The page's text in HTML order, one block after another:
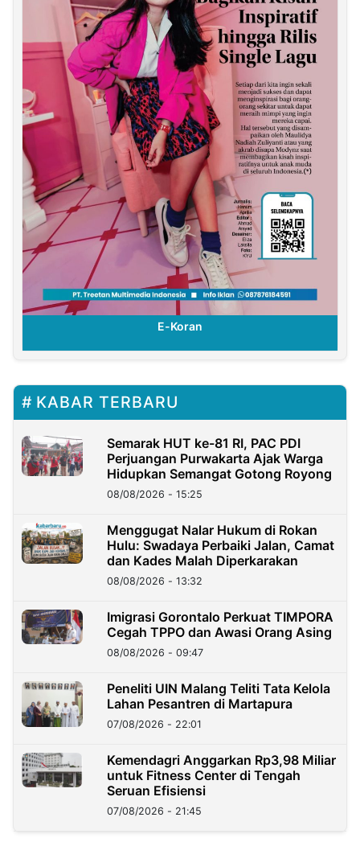
E-Koran
KABAR TERBARU
Semarak HUT ke-81 RI, PAC PDI
Perjuangan Purwakarta Ajak Warga
Hidupkan Semangat Gotong Royong
08/08/2026 - 15:25
Menggugat Nalar Hukum di Rokan
Hulu: Swadaya Perbaiki Jalan, Camat
dan Kades Malah Diperkarakan
08/08/2026 - 13:32
Imigrasi Gorontalo Perkuat TIMPORA
Cegah TPPO dan Awasi Orang Asing
08/08/2026 - 09:47
Peneliti UIN Malang Teliti Tata Kelola
Lahan Pesantren di Martapura
07/08/2026 - 22:01
Kemendagri Anggarkan Rp3,98 Miliar
untuk Fitness Center di Tengah
Seruan Efisiensi
07/08/2026 - 21:45